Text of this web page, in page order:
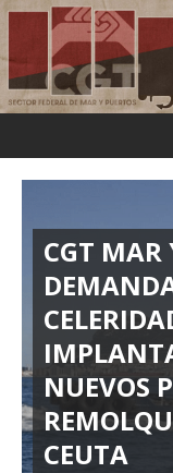
CGT MAR
NUEVOS
CEUTA